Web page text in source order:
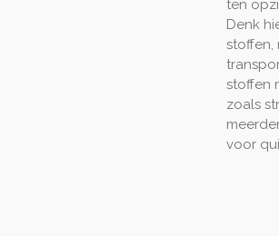
ten
Denk
stoffen,
stoffen
zoals
voor